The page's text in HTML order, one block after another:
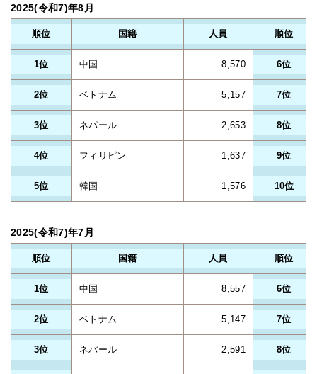
2025(令和7)年8月
順位 国籍 人員 順位
1位 中国 8,570 6位
2位 ベトナム 5,157 7位
3位 ネパール 2,653 8位
4位 フィリピン 1,637 9位
5位 韓国 1,576 10位
2025(令和7)年7月
順位 国籍 人員 順位
1位 中国 8,557 6位
2位 ベトナム 5,147 7位
3位 ネパール 2,591 8位